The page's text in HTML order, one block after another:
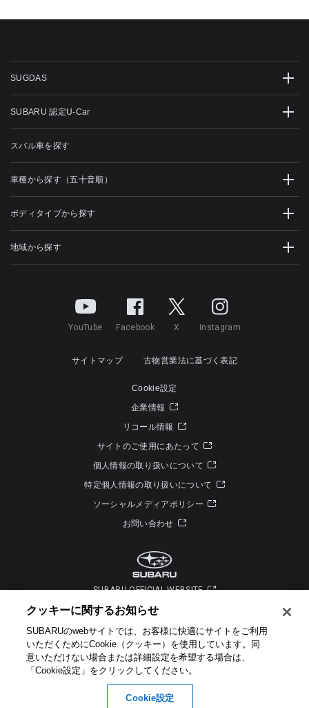
SUGDAS
SUBARU 認定U-Car
スバル車を探す
車種から探す（五十音順）
ボディタイプから探す
地域から探す
YouTube Facebook X Instagram
サイトマップ 古物営業法に基づく表記
Cookie設定
企業情報
リコール情報
サイトのご使用にあたって
個人情報の取り扱いについて
特定個人情報の取り扱いについて
ソーシャルメディアポリシー
お問い合わせ
SUBARU OFFICIAL WEBSITE
Copyright © SUBARU CORPORATION 2026 All Rights Reserved.
クッキーに関するお知らせ​
SUBARUのwebサイトでは、お客様に快適にサイトをご利用
いただくためにCookie（クッキー）を使用しています。​ 同
意いただけない場合または詳細設定を希望する場合は、
「Cookie設定」をクリックしてください。​
Cookie設定